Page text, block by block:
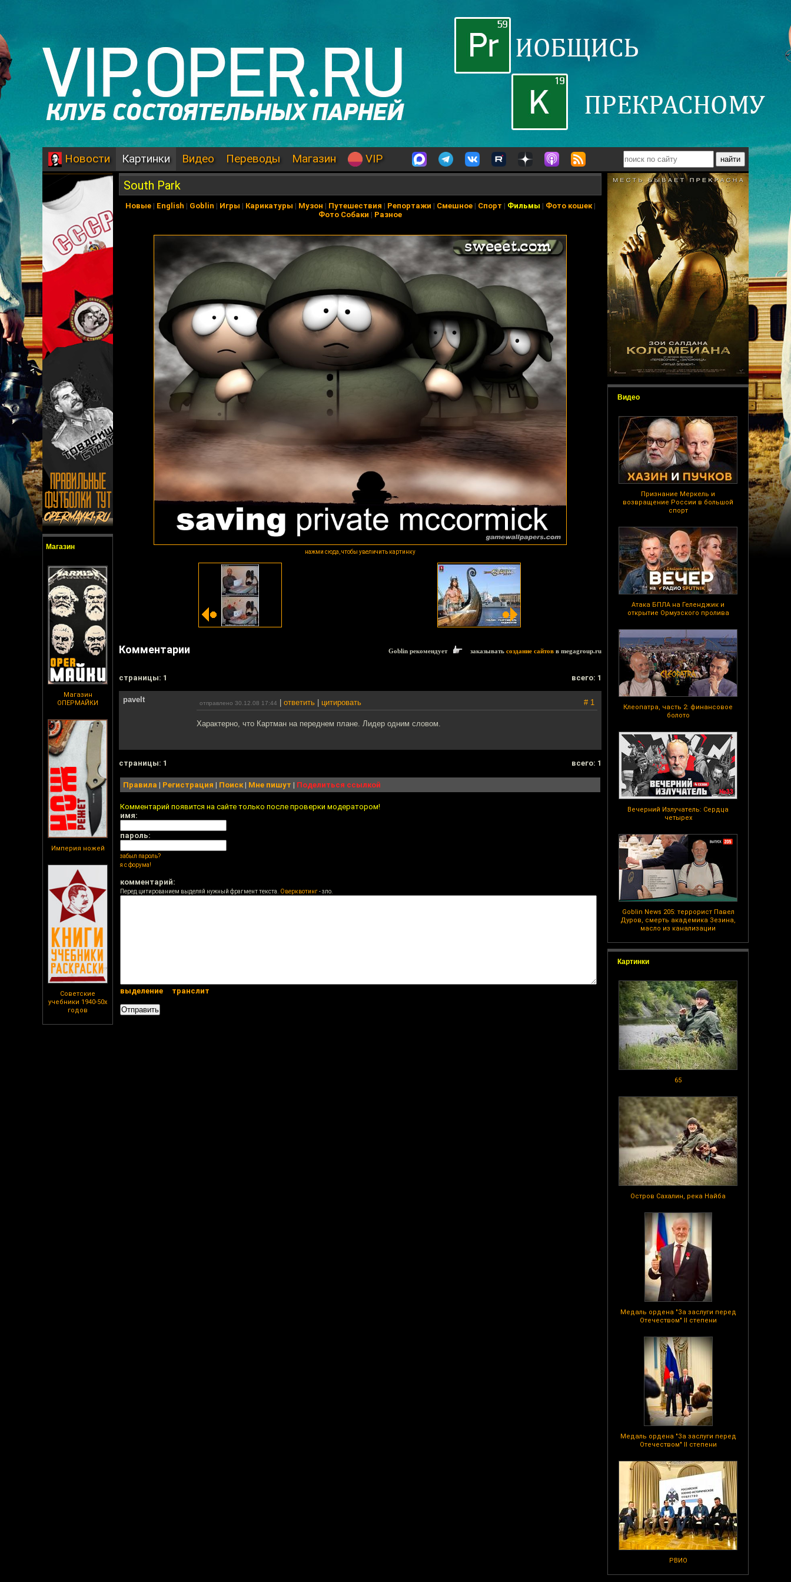
Новости Картинки Видео Переводы Магазин VIP
Магазин
Магазин
ОПЕРМАЙКИ
Империя ножей
Советские
учебники 1940-50х
годов
Видео
Признание Меркель и
возвращение России в большой
спорт
Атака БПЛА на Геленджик и
открытие Ормузского пролива
Клеопатра, часть 2: финансовое
болото
Вечерний Излучатель: Сердца
четырех
Goblin News 205: террорист Павел
Дуров, смерть академика Зезина,
масло из канализации
Картинки
65
Остров Сахалин, река Найба
Медаль ордена "За заслуги перед
Отечеством" II степени
Медаль ордена "За заслуги перед
Отечеством" II степени
РВИО
South Park
Новые| English | Goblin | Игры | Карикатуры | Музон | Путешествия | Репортажи | Смешное| Спорт | Фильмы | Фото кошек|
Фото Собаки | Разное
нажми сюда, чтобы увеличить картинку
Комментарии Goblin рекомендует заказывать создание сайтов в megagroup.ru
cтраницы: 1 всего: 1
pavelt отправлено 30.12.08 17:44 ответить цитировать # 1
Характерно, что Картман на переднем плане. Лидер одним словом.
cтраницы: 1 всего: 1
Правила | Регистрация | Поиск| Мне пишут | Поделиться ссылкой
Комментарий появится на сайте только после проверки модератором!
имя:
пароль:
забыл пароль?
я с форума!
комментарий:
Перед цитированием выделяй нужный фрагмент текста. Оверквотинг- зло.
выделение транслит